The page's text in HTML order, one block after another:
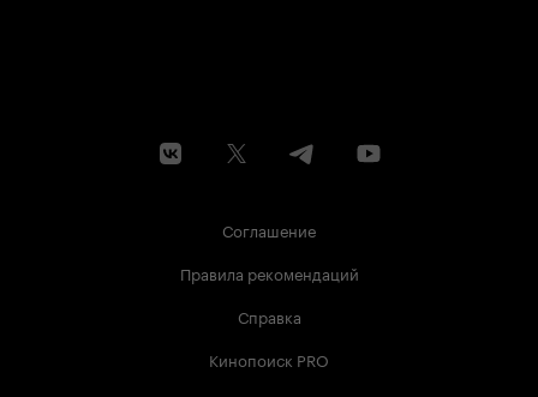
Соглашение
Правила рекомендаций
Справка
Кинопоиск PRO